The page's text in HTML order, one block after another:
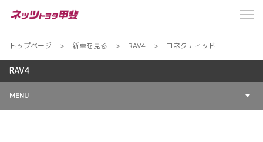
トップページ 新車を見る RAV4 コネクティッド
RAV4
MENU